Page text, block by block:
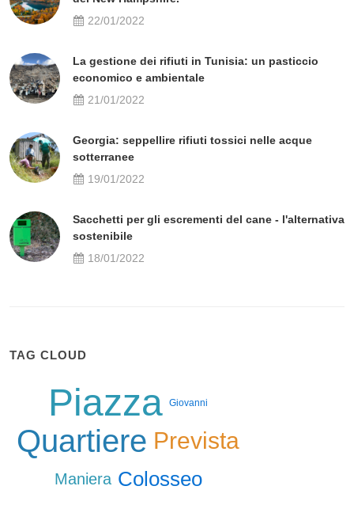
22/01/2022
La gestione dei rifiuti in Tunisia: un pasticcio
economico e ambientale
21/01/2022
Georgia: seppellire rifiuti tossici nelle acque
sotterranee
19/01/2022
Sacchetti per gli escrementi del cane - l'alternativa
sostenibile
18/01/2022
TAG CLOUD
Piazza Giovanni
Quartiere Prevista
Maniera Colosseo